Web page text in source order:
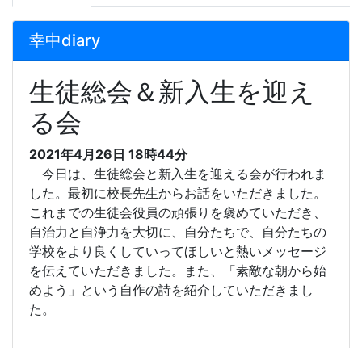
幸中diary
生徒総会＆新入生を迎え
る会
2021年4月26日 18時44分
今日は、生徒総会と新入生を迎える会が行われま
した。最初に校長先生からお話をいただきました。
これまでの生徒会役員の頑張りを褒めていただき、
自治力と自浄力を大切に、自分たちで、自分たちの
学校をより良くしていってほしいと熱いメッセージ
を伝えていただきました。また、「素敵な朝から始
めよう」という自作の詩を紹介していただきまし
た。